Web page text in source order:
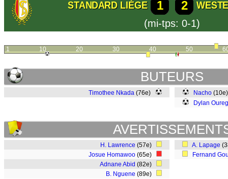
STANDARD LIÈGE 1 2
(mi-tps: 0-1)
1 10 20 30 40 50
BUTEURS
Timothee Nkada (76e) Nacho
Dylan
H. Lawrence (57e)
Josue Homawoo (65e)
Adnane Abid (82e)
B. Nguene (89e)
A. Lapage
Fernand